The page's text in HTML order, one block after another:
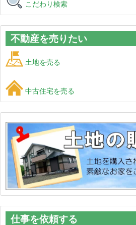
こだわり検索
不動産を売りたい
土地を売る
中古住宅を売る
仕事を依頼する